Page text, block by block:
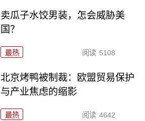
卖瓜子水饺男装，怎会威胁美
国？
最热 阅读 5108
北京烤鸭被制裁：欧盟贸易保护
与产业焦虑的缩影
最热 阅读 4642